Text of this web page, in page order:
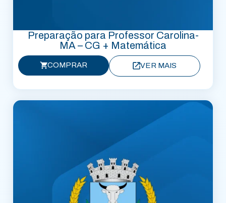
Preparação para Professor Carolina-
MA – CG + Matemática
COMPRAR VER MAIS